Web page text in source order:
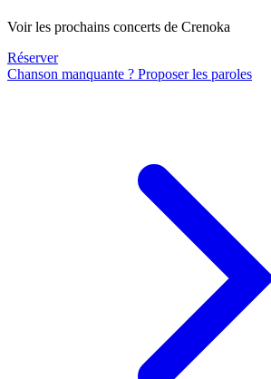
Voir les prochains concerts de Crenoka
Réserver
Chanson manquante ? Proposer les paroles